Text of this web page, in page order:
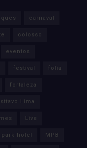
carnaval
colosso
eventos
festival folia
fortaleza
Lima
Live
park hotel MPB